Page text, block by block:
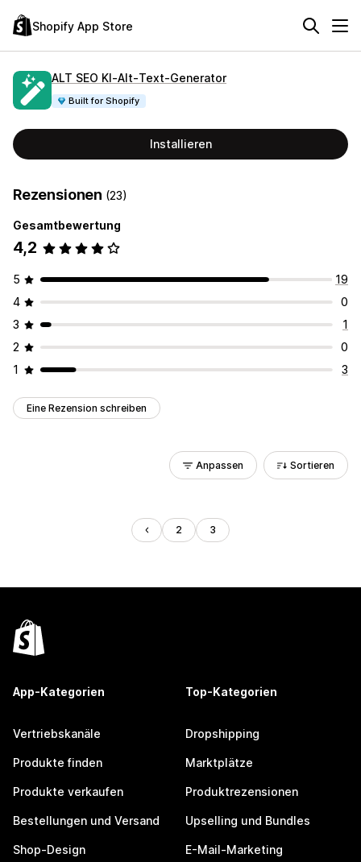
Shopify App Store
ALT SEO KI‑Alt‑Text‑Generator
Built for Shopify
Installieren
Rezensionen (23)
Gesamtbewertung
4,2
5
19
4
0
3
1
2
0
1
3
Eine Rezension schreiben
Anpassen Sortieren
2 3
App-Kategorien
Vertriebskanäle
Produkte finden
Produkte verkaufen
Bestellungen und Versand
Shop-Design
Top-Kategorien
Dropshipping
Marktplätze
Produktrezensionen
Upselling und Bundles
E-Mail-Marketing